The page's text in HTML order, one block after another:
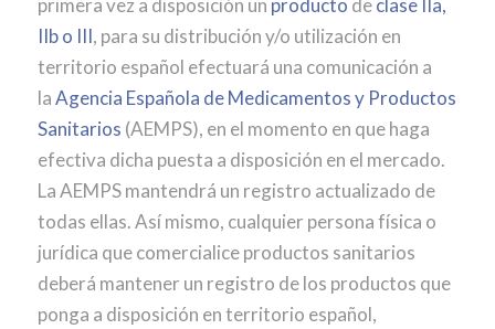
primera vez a disposición un producto declase IIa,
IIb o III, para su distribución y/o utilización en
territorio español efectuará una comunicación a
laAgencia Española de Medicamentos y Productos
Sanitarios (AEMPS), en el momento en que haga
efectiva dicha puesta a disposición en el mercado.
La AEMPS mantendrá un registro actualizado de
todas ellas. Así mismo, cualquier persona física o
jurídica que comercialice productos sanitarios
deberá mantener un registro de los productos que
ponga a disposición en territorio español,